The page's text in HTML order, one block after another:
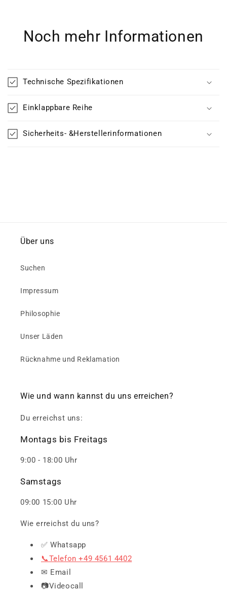
Noch mehr Informationen
Technische Spezifikationen
Einklappbare Reihe
Sicherheits- &Herstellerinformationen
Über uns
Suchen
Impressum
Philosophie
Unser Läden
Rücknahme und Reklamation
Wie und wann kannst du uns erreichen?
Du erreichst uns:
Montags bis Freitags
9:00 - 18:00 Uhr
Samstags
09:00 15:00 Uhr
Wie erreichst du uns?
✅ Whatsapp
📞Telefon +49 4561 4402
✉ Email
📷Videocall